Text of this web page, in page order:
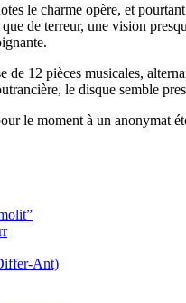
le charme opère, et
de terreur, une vision
de 12 pièces musicales,
le disque semble
le moment à un anonymat
Ant)